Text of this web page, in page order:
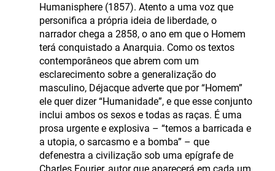
Humanisphere (1857). Atento a uma voz que
personifica a própria ideia de liberdade, o
narrador chega a 2858, o ano em que o Homem
terá conquistado a Anarquia. Como os textos
contemporâneos que abrem com um
esclarecimento sobre a generalização do
masculino, Déjacque adverte que por “Homem”
ele quer dizer “Humanidade”, e que esse conjunto
inclui ambos os sexos e todas as raças. É uma
prosa urgente e explosiva – “temos a barricada e
a utopia, o sarcasmo e a bomba” – que
defenestra a civilização sob uma epígrafe de
Charles Fourier, autor que aparecerá em cada um